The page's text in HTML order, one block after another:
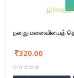
தனது மனைவியைத்
320.00